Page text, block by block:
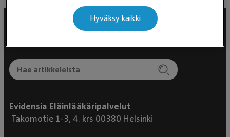
Evidensia Eläinlääkäripalvelut
Takomotie 1-3, 4. krs 00380 Helsinki
Hyväksy kaikki